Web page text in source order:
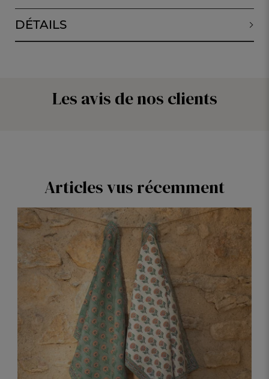
DÉTAILS
Les avis de nos clients
Articles vus récemment